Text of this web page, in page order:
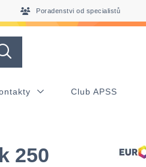
Poradenstvi od specialistů
Club APSS
250